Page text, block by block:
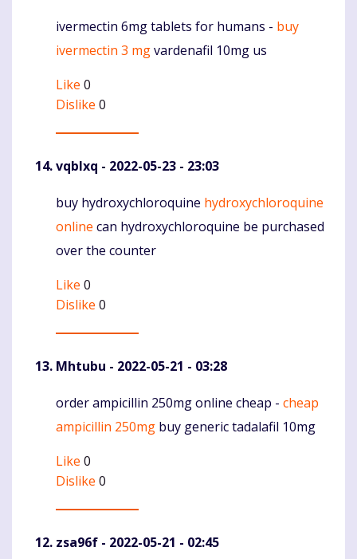
Komentaras
ivermectin 6mg tablets for humans - buy
ivermectin 3 mgvardenafil 10mg us
Like 0
Dislike 0
vqblxq - 2022-05-23 - 23:03
Komentaras
buy hydroxychloroquine hydroxychloroquine
online can hydroxychloroquine be purchased
over the counter
Like 0
Dislike 0
Mhtubu - 2022-05-21 - 03:28
Komentaras
order ampicillin 250mg online cheap - cheap
ampicillin 250mg buy generic tadalafil 10mg
Like 0
Dislike 0
zsa96f - 2022-05-21 - 02:45